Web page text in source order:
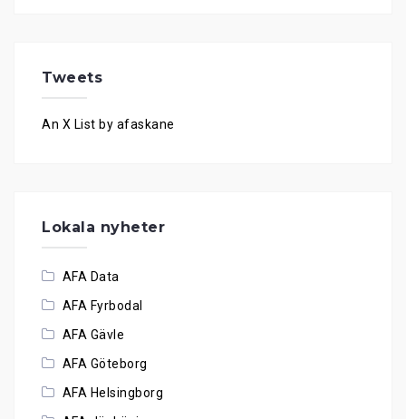
Tweets
An X List by afaskane
Lokala nyheter
AFA Data
AFA Fyrbodal
AFA Gävle
AFA Göteborg
AFA Helsingborg